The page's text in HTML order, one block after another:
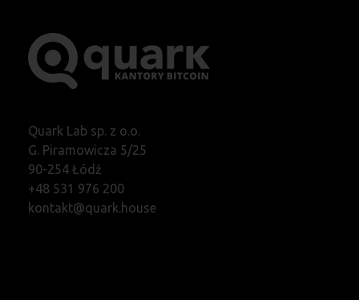
Quark Lab sp. z o.o.
G. Piramowicza 5/25
90-254 Łódź
+48 531 976 200
kontakt@quark.house